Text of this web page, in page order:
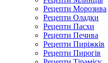
Рецепти Морозива
Рецепти Оладки
Рецепти Пасхи
Рецепти Печива
Рецепти Пиріжків
Рецепти Пирогів